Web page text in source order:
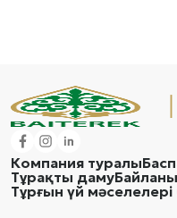
Компания туралы
Тұрақты даму
Тұрғын үй